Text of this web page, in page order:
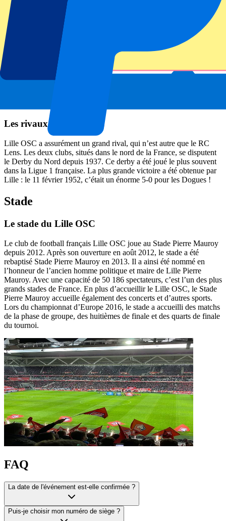
Les rivaux du Lille OSC
Lille OSC a assurément un grand rival, qui n’est autre que le RC
Lens. Les deux clubs, situés dans le nord de la France, se disputent
le Derby du Nord depuis 1937. Ce derby a été joué le plus souvent
dans la Ligue 1 française. La plus grande victoire a été obtenue par
Lille : le 11 février 1952, c’était un énorme 5-0 pour les Dogues !
Stade
Le stade du Lille OSC
Le club de football français Lille OSC joue au Stade Pierre Mauroy
depuis 2012. Après son ouverture en août 2012, le stade a été
rebaptisé Stade Pierre Mauroy en 2013. Il a ainsi été nommé en
l’honneur de l’ancien homme politique et maire de Lille Pierre
Mauroy. Avec une capacité de 50 186 spectateurs, c’est l’un des plus
grands stades de France. En plus d’accueillir le Lille OSC, le Stade
Pierre Mauroy accueille également des concerts et d’autres sports.
Lors du championnat d’Europe 2016, le stade a accueilli des matchs
de la phase de groupe, des huitièmes de finale et des quarts de finale
du tournoi.
FAQ
La date de l'événement est-elle confirmée ?
Puis-je choisir mon numéro de siège ?